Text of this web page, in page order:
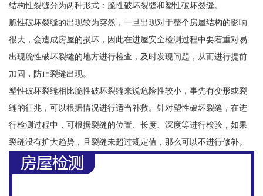
结构性裂缝分为两种形式：脆性破坏裂缝和塑性破坏裂缝。
脆性破坏裂缝的出现较为突然，一旦出现对于整个房屋结构的影响
很大，会造成房屋的损坏，因此在进屋安全检测过程中要着重对易
出现脆性破坏裂缝的地方进行检查，及时发现问题，从而进行提前
加固，防止裂缝出现。
塑性破坏裂缝相比脆性破坏裂缝来说危险性较小，事先有变形或裂
缝的征兆，可以根据情况进行适当补救。针对塑性破坏裂缝，在进
行检测过程中，可根据裂缝的位置、长度、深度等进行检验，如果
裂缝没有扩大趋势，且裂缝未超过规定值，那么可以不进行修补。